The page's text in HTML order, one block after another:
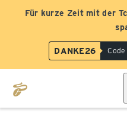
Für kurze Zeit mit der
DANKE26 Code